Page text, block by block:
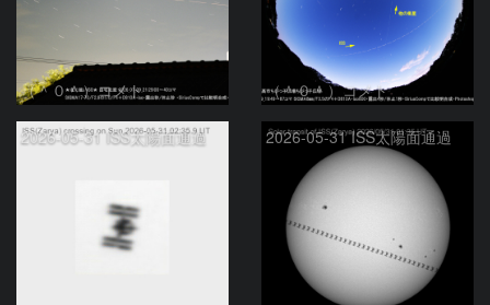
（＾０＾）コメト （＾０＾）コメト
2026-05-31 ISS太陽面通過 2026-05-31 ISS太陽面通過